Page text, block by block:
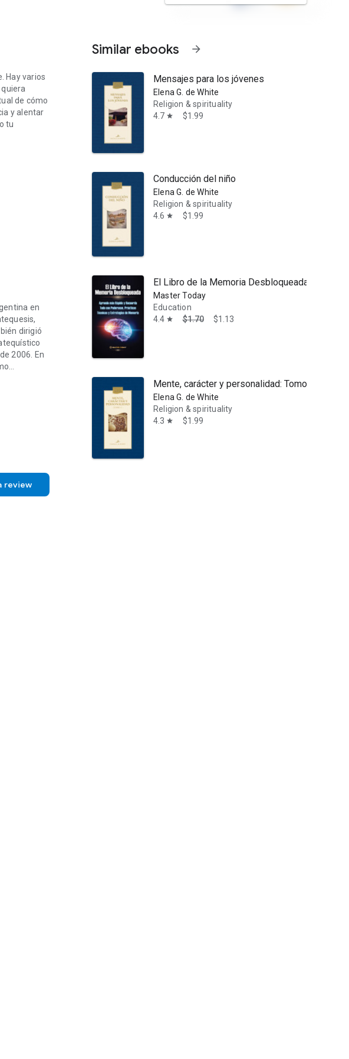
Hay varios
de cómo
y alentar
tu
varios aspectos que atender, especialmente la forma de anunciar, aun cuando se
en
dirigió
2006. En
en donde quedó confirmado en la diócesis de Lomas de Zamora (Buenos
review
Similar ebooks arrow_forward
Mensajes para los jóvenes
Elena G. de White
Religion & spirituality
4.7 star $1.99
Conducción del niño
Elena G. de White
Religion & spirituality
4.6 star $1.99
El Libro de la Memoria Desbloqueada:
Master Today
Education
4.4 star $1.70 $1.13
Mente, carácter y personalidad: Tomo 1
Elena G. de White
Religion & spirituality
4.3 star $1.99